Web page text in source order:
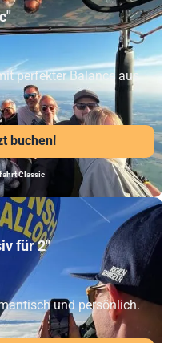
perfekter Balance aus
buchen!
Classic
für 2"
und persönlich.